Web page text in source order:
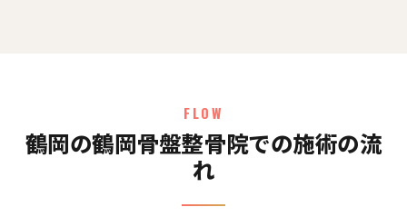
FLOW
鶴岡の鶴岡骨盤整骨院での施術の流
れ